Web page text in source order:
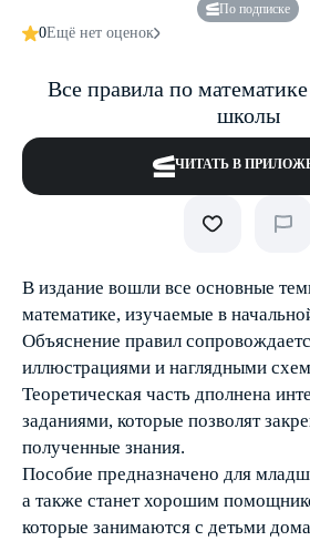
По подписке
0Ещё нет оценок
Все правила по
школы
ЧИТАТЬ В
В издание вошли все основные
математике, изучаемые в
Объяснение правил
иллюстрациями и наглядными
Теоретическая часть дполнена
заданиями, которые позволят
полученные знания.
Пособие предназначено для
а также станет хорошим
которые занимаются с детьми